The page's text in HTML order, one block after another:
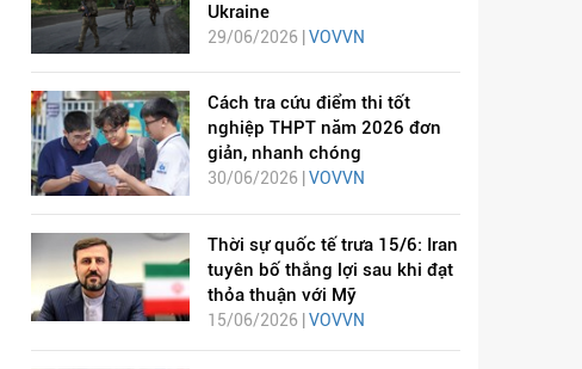
Ukraine
29/06/2026 | VOVVN
Cách tra cứu điểm thi tốt
nghiệp THPT năm 2026 đơn
giản, nhanh chóng
30/06/2026 | VOVVN
Thời sự quốc tế trưa 15/6: Iran
tuyên bố thắng lợi sau khi đạt
thỏa thuận với Mỹ
15/06/2026 | VOVVN